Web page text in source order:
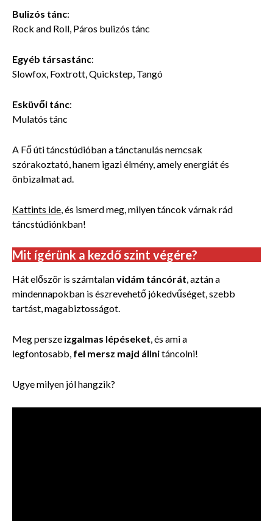
Bulizós tánc:
Rock and Roll, Páros bulizós tánc
Egyéb társastánc:
Slowfox, Foxtrott, Quickstep, Tangó
Esküvői tánc:
Mulatós tánc
A Fő úti táncstúdióban a tánctanulás nemcsak
szórakoztató, hanem igazi élmény, amely energiát és
önbizalmat ad.
Kattints ide, és ismerd meg, milyen táncok várnak rád
táncstúdiónkban!
Mit ígérünk a kezdő szint végére?
Hát először is számtalanvidám táncórát, aztán a
mindennapokban is észrevehető jókedvűséget, szebb
tartást, magabiztosságot.
Meg persze izgalmas lépéseket, és ami a
legfontosabb, fel mersz majd állnitáncolni!
Ugye milyen jól hangzik?